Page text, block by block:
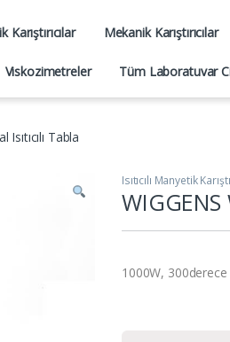
Karıştırıcılar Mekanik Karıştırıcılar
Viskozimetreler Tüm Laboratuvar
Tabla
Isıtıcılı Manyetik
WIGGENS
1000W, 300derece